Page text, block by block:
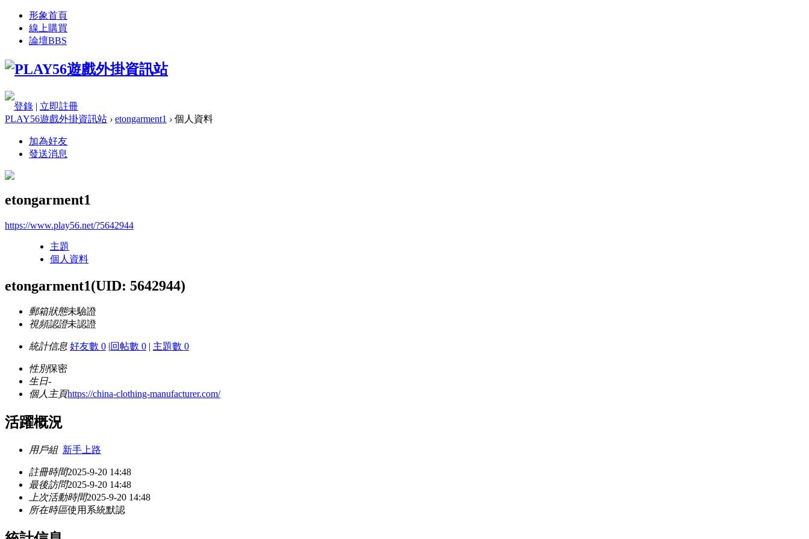
形象首頁
線上購買
論壇BBS
登錄 | 立即註冊
PLAY56遊戲外掛資訊站 › etongarment1 › 個人資料
加為好友
發送消息
etongarment1
https://www.play56.net/?5642944
主題
個人資料
etongarment1(UID: 5642944)
郵箱狀態未驗證
視頻認證未認證
統計信息 好友數 0 |回帖數 0 | 主題數 0
性別保密
生日-
個人主頁https://china-clothing-manufacturer.com/
活躍概況
用戶組 新手上路
註冊時間2025-9-20 14:48
最後訪問2025-9-20 14:48
上次活動時間2025-9-20 14:48
所在時區使用系統默認